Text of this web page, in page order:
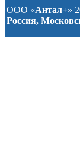
ООО «Антал+»
Россия,